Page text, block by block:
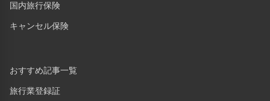
国内旅行保険
キャンセル保険
おすすめ記事一覧
旅行業登録証